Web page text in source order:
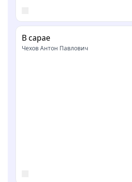
В сарае
Чехов Антон Павлович